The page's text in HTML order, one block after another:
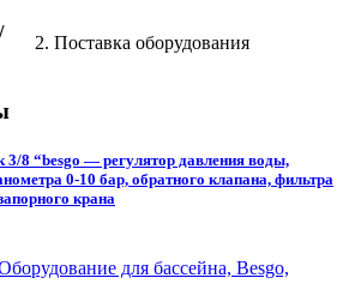
2. Поставка оборудования
8 “besgo — регулятор давления воды,
0-10 бар, обратного клапана, фильтра
крана
для бассейна, Besgo,